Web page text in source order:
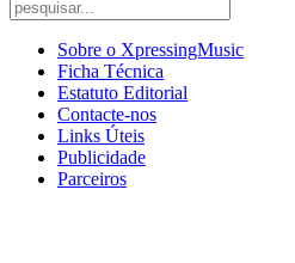
Sobre o XpressingMusic
Ficha Técnica
Estatuto Editorial
Contacte-nos
Links Úteis
Publicidade
Parceiros